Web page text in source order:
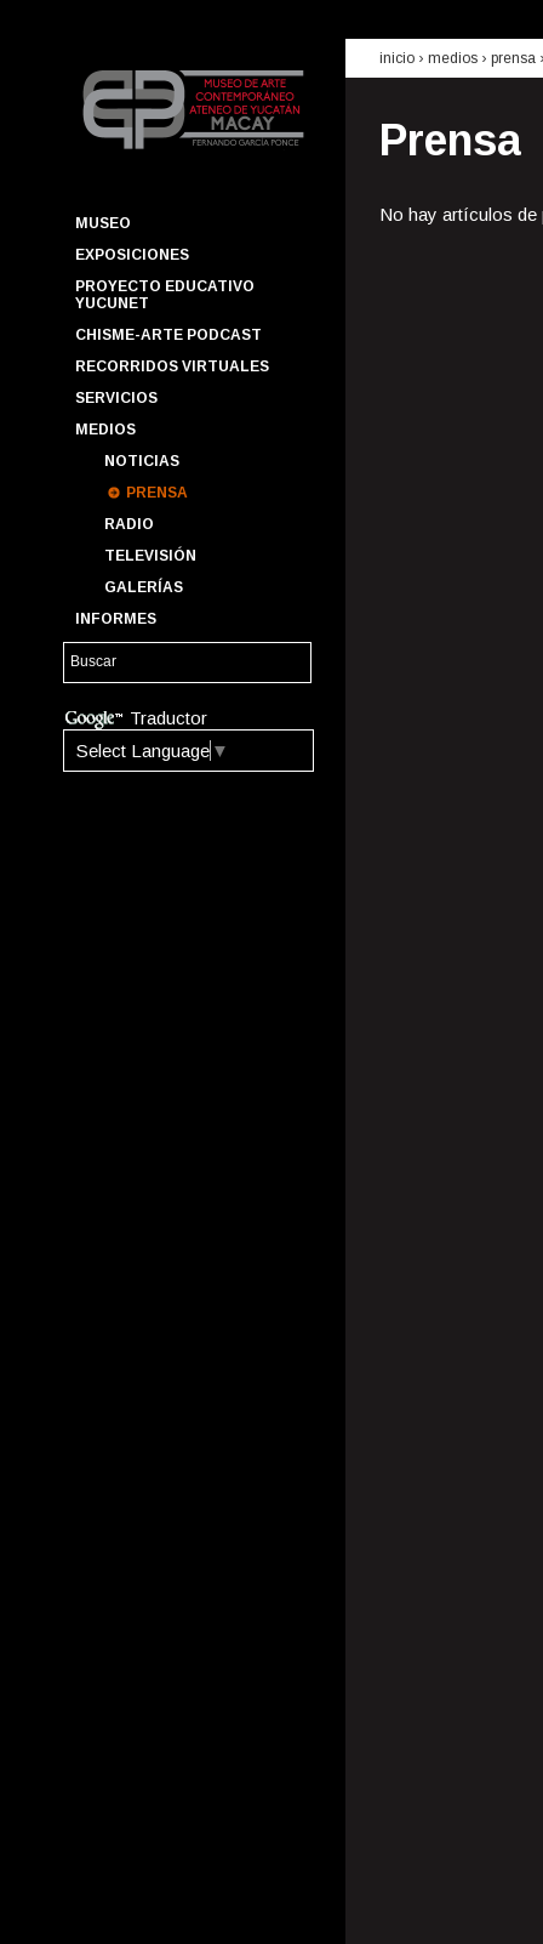
MUSEO
EXPOSICIONES
PROYECTO EDUCATIVO
YUCUNET
CHISME-ARTE PODCAST
RECORRIDOS VIRTUALES
SERVICIOS
MEDIOS
NOTICIAS
PRENSA
RADIO
TELEVISIÓN
GALERÍAS
INFORMES
Traductor
Select Language ▼
inicio › medios › prensa
Prensa
No hay artículos de